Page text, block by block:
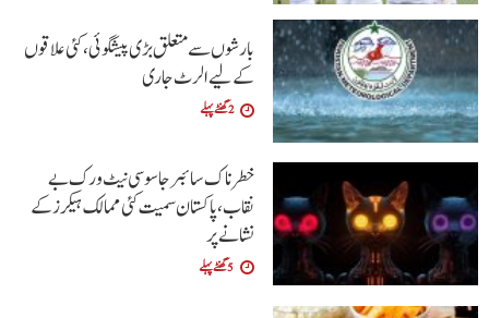
بارشوں سے متعلق بڑی پیشگوئی، کئی علاقوں
کے لیے الرٹ جاری
2 گھنٹے پہلے
خطرناک سائبر جاسوسی نیٹ ورک بے
نقاب، پاکستان سمیت کئی ممالک ہیکرز کے
نشانے پر
5 گھنٹے پہلے